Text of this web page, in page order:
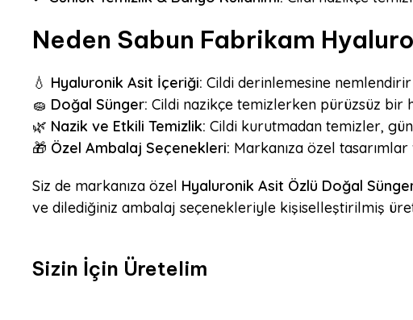
Neden Sabun Fabrikam
💧 Hyaluronik Asit İçeriği: Cildi derinlemesine
🧽 Doğal Sünger: Cildi nazikçe temizlerken pürüzsüz bir
🌿 Nazik ve Etkili Temizlik: Cildi kurutmadan temizler,
🎁 Özel Ambalaj Seçenekleri: Markanıza özel
Siz de markanıza özel Hyaluronik Asit Özlü Doğal
ve dilediğiniz ambalaj seçenekleriyle kişiselleştirilmiş
Sizin İçin Üretelim